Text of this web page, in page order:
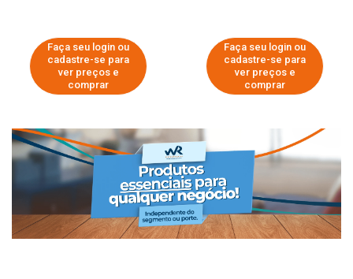
Faça seu login ou
cadastre-se para
ver preços e
comprar
Faça seu login ou
cadastre-se para
ver preços e
comprar